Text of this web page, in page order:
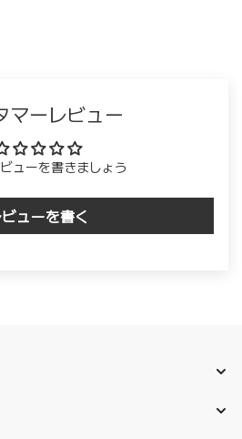
マーレビュー
ューを書きましょう
ューを書く